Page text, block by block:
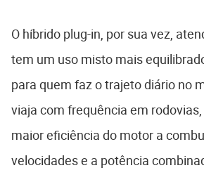
O híbrido plug-in, por sua vez,
tem um uso misto mais
para quem faz o trajeto diário no
viaja com frequência em
maior eficiência do motor a
velocidades e a potência